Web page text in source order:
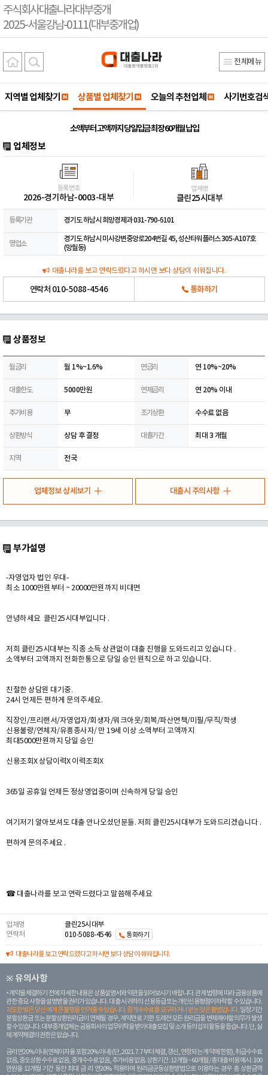
주식회사대출나라대부중개
2025-서울강남-0111(대부중개업)
전체메뉴
지역별 업체찾기 상품별 업체찾기 오늘의 추천업체 사기번호검
소액부터 고액까지 당일입금 최장 60개월 납입
업체정보
등록번호
2026-경기하남-0003-대부
업체명
클린25시대부
등록기관 경기도 하남시 희망경제과 031-790-6101
영업소
경기도 하남시 미사강변중앙로204번길 45, 성산타워플러스 305-A107호
(망월동)
대출나라를 보고 연락드렸다고 하시면 보다 상담이 쉬워집니다.
연락처 010-5088-4546 통화하기
상품정보
월금리 월 1%~1.6% 연금리 연 10%~20%
대출한도 5000만원 연체금리 연 20% 이내
추가비용 무 조기상환 수수료 없음
상환방식 상담 후 결정 대출기간 최대 3 개월
지역 전국
업체정보 상세보기 대출시 주의사항
부가설명
-자영업자 법인 우대-
최소 1000만원부터 ~ 20000만원까지 비대면
안녕하세요 클린25시대부입니다 .
저희 클린25시대부는 직종 소득 상관없이 대출 진행을 도와드리고 있습니다 .
소액부터 고액까지 전화한통으로 당일 승인 원칙으로 하고 있습니다.
친절한 상담원 대기중.
24시 언제든 편하게 문의주세요.
직장인/프리랜서/자영업자/회생자/워크아웃/회복/파산면책/미필/무직/학생
신용불량/연체자/유흥종사자/ 만 19세 이상 소액부터 고액까지
최대5000만원까지 당일 승인
신용조회X 상담이력X 이력조회X
365일 공휴일 언제든 정상영업중이며 신속하게 당일 승인
여기저기 알아보셔도 대출 안나오셨던분들. 저희 클린25시대부가 도와드리겠습니다 .
편하게 문의주세요 .
☎ 대출나라를 보고 연락드렸다고 말씀해주세요
업체명
클린25시대부
연락처
010-5088-4546 통화하기
대출나라를 보고 연락드렸다고 하시면 보다 상담이 쉬워집니다.
※ 유의사항
계약을 체결하기 전에 자세한 내용은 상품설명서와 약관을 읽어보시기 바랍니다. 관계 법령에 따라 금융상품에
관한 중요 사항을 설명받을 권리가 있습니다. 대 출 시 귀하의 신용등급 또는 개인신용평점이 하락할 수 있습니다.
과도한 빚은 당신 에게 큰 불행을 안겨줄 수 있습니다. 중개수수료를 요구하거나 받는 것은 불법입니다. 일정 기간
분할상환금 또는 분할상환원리금이 연체될 경우, 계약만료 기한 도래전 모든 원리금을 변제해야할 의무가 발생
할 수 있습니다. 대부중개업체는 금융회사의 업무위탁을 받아 대출모집 및 소개 등의 섭외 활동을 돕습니다. 단, 실
제 계약체결의 권한은 없습니다.
금리 연20% 이내 (연체이자율 포함 20% 이내) (단, 2021. 7. 7부터 체결, 갱신, 연장되는 계 약에 한함), 취급수수료
없음, 중도상환 수수료 없음, 중개수수료 없음, 추가비용 없음. 상환기간 : 12개월 ~ 60개월 / 총 대출 비용 예시 : 100
만원을 12개월 기간 동안 최대 금 리 연20% 적용하여 원리금균등상환방법으로 이용하는 경우 총 상환금액